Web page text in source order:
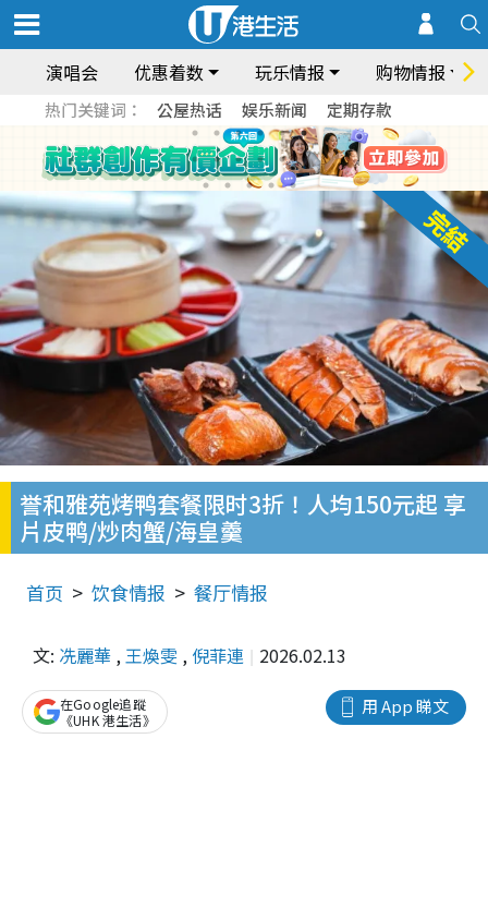
演唱会 优惠着数 玩乐情报 购物情报
热门关键词： 公屋热话 娱乐新闻 定期存款
誉和雅苑烤鸭套餐限时3折！人均150元起 享
片皮鸭/炒肉蟹/海皇羹
首页 饮食情报 餐厅情报
文: 冼麗華 ,王煥雯 , 倪菲連 2026.02.13
用 App 睇文
在Google追蹤
《UHK 港生活》